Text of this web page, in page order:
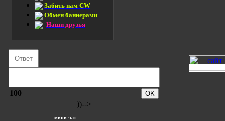
Забить нам CW
Обмен баннерами
Наши друзья
100
))-->
мини-чат